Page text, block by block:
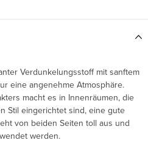
Verdunkelungsstoff mit sanftem
eine angenehme Atmosphäre.
macht es in Innenräumen, die
Stil eingerichtet sind, eine gute
von beiden Seiten toll aus und
werden.